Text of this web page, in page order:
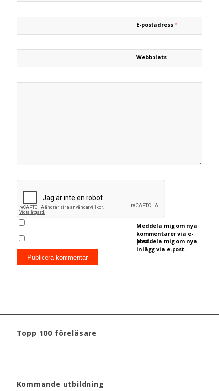
E-postadress *
Webbplats
Meddela mig om nya
kommentarer via e-
post.
Meddela mig om nya
inlägg via e-post.
Topp 100 föreläsare
Kommande utbildning